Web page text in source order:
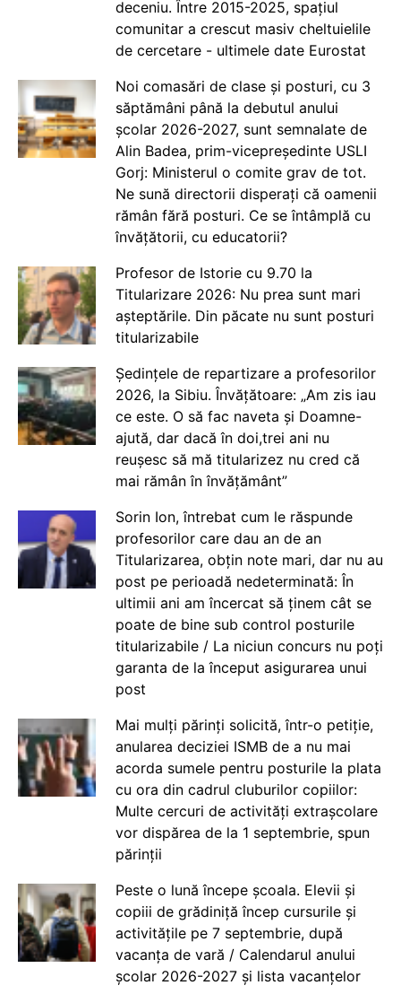
deceniu. Între 2015-2025, spațiul
comunitar a crescut masiv cheltuielile
de cercetare - ultimele date Eurostat
Noi comasări de clase și posturi, cu 3
săptămâni până la debutul anului
școlar 2026-2027, sunt semnalate de
Alin Badea, prim-vicepreședinte USLI
Gorj: Ministerul o comite grav de tot.
Ne sună directorii disperați că oamenii
rămân fără posturi. Ce se întâmplă cu
învățătorii, cu educatorii?
Profesor de Istorie cu 9.70 la
Titularizare 2026: Nu prea sunt mari
așteptările. Din păcate nu sunt posturi
titularizabile
Ședințele de repartizare a profesorilor
2026, la Sibiu. Învățătoare: „Am zis iau
ce este. O să fac naveta și Doamne-
ajută, dar dacă în doi,trei ani nu
reușesc să mă titularizez nu cred că
mai rămân în învățământ”
Sorin Ion, întrebat cum le răspunde
profesorilor care dau an de an
Titularizarea, obțin note mari, dar nu au
post pe perioadă nedeterminată: În
ultimii ani am încercat să ținem cât se
poate de bine sub control posturile
titularizabile / La niciun concurs nu poți
garanta de la început asigurarea unui
post
Mai mulți părinți solicită, într-o petiție,
anularea deciziei ISMB de a nu mai
acorda sumele pentru posturile la plata
cu ora din cadrul cluburilor copiilor:
Multe cercuri de activități extrașcolare
vor dispărea de la 1 septembrie, spun
părinții
Peste o lună începe școala. Elevii și
copiii de grădiniță încep cursurile și
activitățile pe 7 septembrie, după
vacanța de vară / Calendarul anului
școlar 2026-2027 și lista vacanțelor